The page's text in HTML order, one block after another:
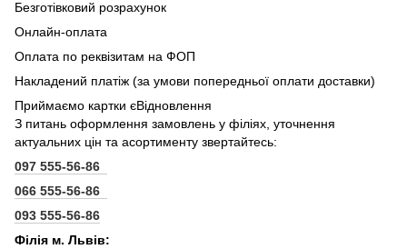
Безготівковий розрахунок
Онлайн-оплата
Оплата по реквізитам на ФОП
Накладений платіж (за умови попередньої оплати доставки)
Приймаємо картки єВідновлення
З питань оформлення замовлень у філіях, уточнення
актуальних цін та асортименту звертайтесь:
097 555-56-86
066 555-56-86
093 555-56-86
Філія м. Львів: